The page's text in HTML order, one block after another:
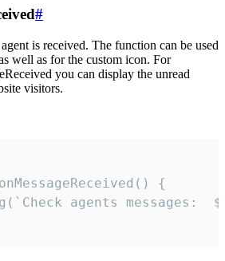
#
is received. The function can be used
well as for the custom icon. For
you can display the unread
visitors.
{